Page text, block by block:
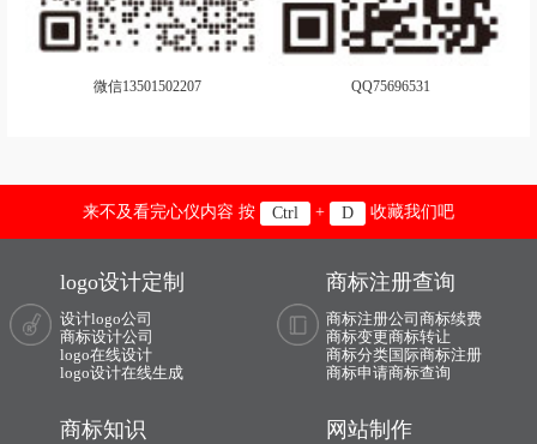
微信13501502207 QQ75696531
来不及看完心仪内容 按 Ctrl + D 收藏我们吧
logo设计定制
设计logo公司
商标设计公司
logo在线设计
logo设计在线生成
商标注册查询
商标注册公司 商标续费
商标变更商标转让
商标分类国际商标注册
商标申请商标查询
商标知识 网站制作